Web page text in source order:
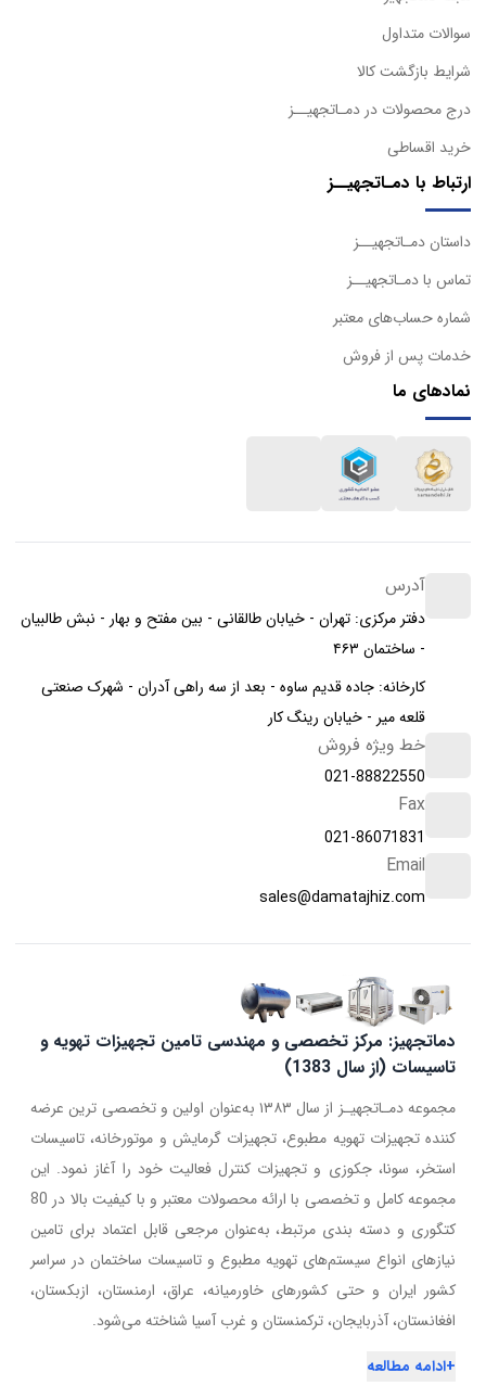
سوالات متداول
شرایط بازگشت کالا
درج محصولات در دمـاتجهیــز
خرید اقساطی
ارتباط با دمـاتجهیــز
داستان دمـاتجهیــز
تماس با دمـاتجهیــز
شماره حساب‌های معتبر
خدمات پس از فروش
نمادهای ما
آدرس
دفتر مرکزی: تهران - خیابان طالقانی - بین مفتح و بهار - نبش طالبیان
- ساختمان ۴۶۳
کارخانه: جاده قدیم ساوه - بعد از سه راهی آدران - شهرک صنعتی
قلعه میر - خیابان رینگ کار
خط ویژه فروش
021-88822550
Fax
021-86071831
Email
sales@damatajhiz.com
دماتجهیز: مرکز تخصصی و مهندسی تامین تجهیزات تهویه و
تاسیسات (از سال 1383)
مجموعه دمـاتجهیـز از سال ۱۳۸۳ به‌عنوان اولین و تخصصی ترین عرضه
کننده تجهیزات تهویه مطبوع، تجهیزات گرمایش و موتورخانه، تاسیسات
استخر، سونا، جکوزی و تجهیزات کنترل فعالیت خود را آغاز نمود. این
مجموعه کامل و تخصصی با ارائه محصولات معتبر و با کیفیت بالا در 80
کتگوری و دسته بندی مرتبط، به‌عنوان مرجعی قابل اعتماد برای تامین
نیازهای انواع سیستم‌های تهویه مطبوع و تاسیسات ساختمان در سراسر
کشور ایران و حتی کشورهای خاورمیانه، عراق، ارمنستان، ازبکستان،
افغانستان، آذربایجان، ترکمنستان و غرب آسیا شناخته می‌شود.
+ادامه مطالعه